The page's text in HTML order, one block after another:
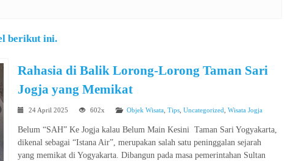
berikut ini.
Rahasia di Balik Lorong-Lorong Taman Sari
Jogja yang Memikat
24 April 2025 602x Objek Wisata Tips Uncategorized Wisata Jogja
Belum “SAH” Ke Jogja kalau Belum Main Kesini Taman Sari Yogyakarta,
dikenal sebagai “Istana Air”, merupakan salah satu peninggalan sejarah
yang memikat di Yogyakarta. Dibangun pada masa pemerintahan Sultan